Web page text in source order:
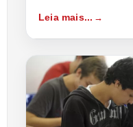
Leia mais...